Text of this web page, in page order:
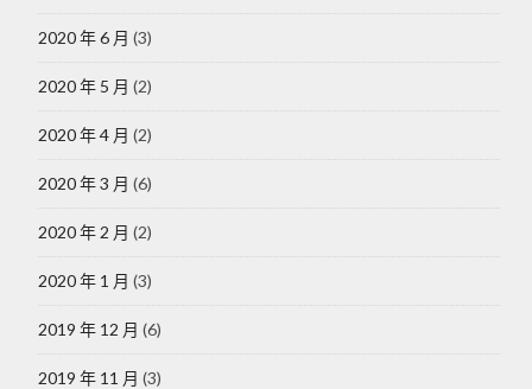
2020 年 6 月 (3)
2020 年 5 月 (2)
2020 年 4 月 (2)
2020 年 3 月 (6)
2020 年 2 月 (2)
2020 年 1 月 (3)
2019 年 12 月 (6)
2019 年 11 月 (3)